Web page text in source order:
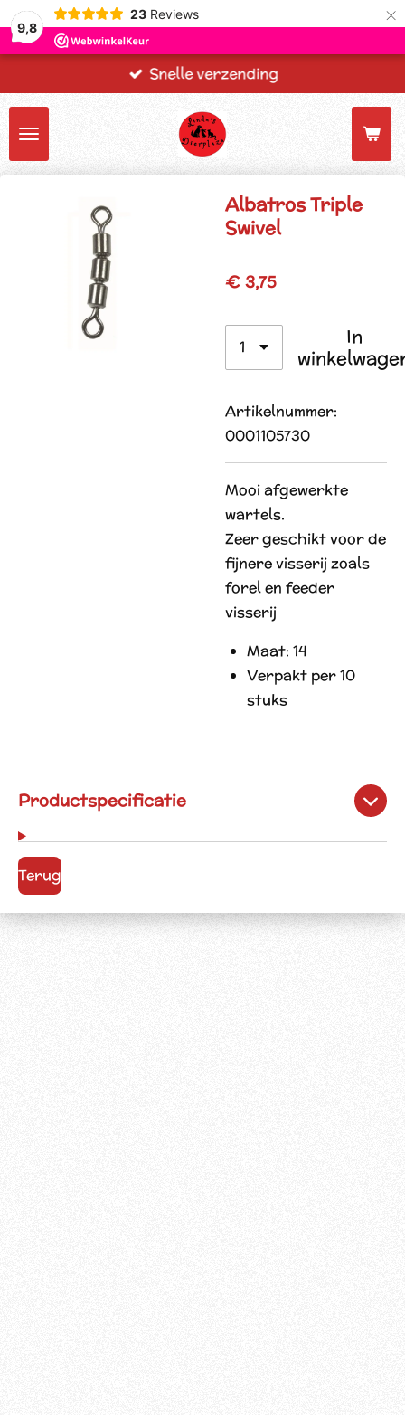
9,8
23 Reviews ×
Snelle verzending
Albatros Triple
Swivel
€ 3,75
In
Artikelnummer:
0001105730
Mooi afgewerkte
wartels.
Zeer geschikt voor de
fijnere visserij zoals
forel en feeder
visserij
Maat: 14
Verpakt per 10
stuks
Productspecificatie
Terug